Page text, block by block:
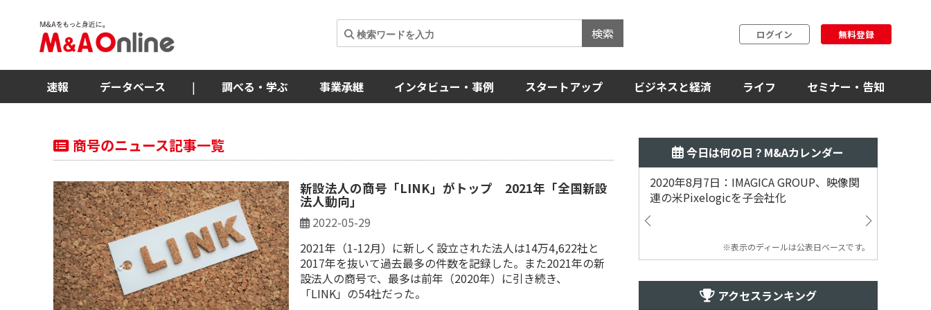
検索 ログイン 無料登録
速報 データベース | 調べる・学ぶ 事業承継 インタビュー・事例 スタートアップ ビジネスと経済 ライフ セミナー・告知
商号のニュース記事一覧
新設法人の商号「LINK」がトップ 2021年「全国新設
法人動向」
2022-05-29
2021年（1-12月）に新しく設立された法人は14万4,622社と
2017年を抜いて過去最多の件数を記録した。また2021年の新
設法人の商号で、最多は前年（2020年）に引き続き、
「LINK」の54社だった。
今日は何の日？M&Aカレンダー
2020年8月7日：IMAGICA GROUP、映像関
連の米Pixelogicを子会社化
※表示のディールは公表日ベースです。
アクセスランキング